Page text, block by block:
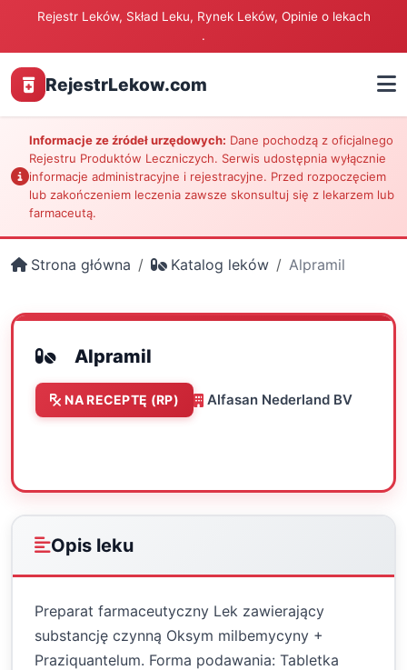
Rejestr Leków, Skład Leku, Rynek Leków, Opinie o lekach
.
RejestrLekow.com
Informacje ze źródeł urzędowych: Dane pochodzą z oficjalnego
Rejestru Produktów Leczniczych. Serwis udostępnia wyłącznie
informacje administracyjne i rejestracyjne. Przed rozpoczęciem
lub zakończeniem leczenia zawsze skonsultuj się z lekarzem lub
farmaceutą.
Strona główna Katalog leków Alpramil
Alpramil
NA RECEPTĘ (RP) Alfasan Nederland BV
Opis leku
Preparat farmaceutyczny Lek zawierający
substancję czynną Oksym milbemycyny +
Praziquantelum. Forma podawania: Tabletka